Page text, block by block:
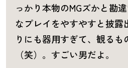
っかり本物のMGズかと勘
なプレイをやすやすと披露
りにも器用すぎて、観るも
（笑）。すごい男だよ。